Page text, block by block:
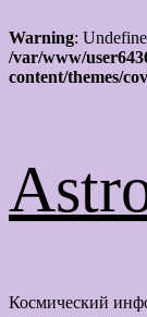
Warning:
/var/www/
content/themes/
содержимому
Космический